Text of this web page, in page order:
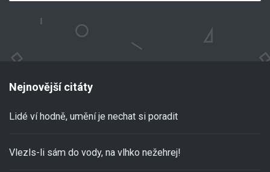
Nejnovější citáty
Lidé ví hodně, umění je nechat si poradit
Vlezls-li sám do vody, na vlhko nežehrej!